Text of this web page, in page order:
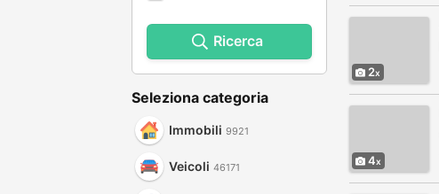
Ricerca
Seleziona categoria
Immobili 9921
Veicoli 46171
2
4